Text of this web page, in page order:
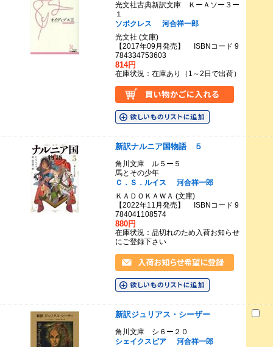
光文社古典新訳文庫 ＫーＡソー３ー
１
ソポクレス
河合祥一郎
光文社 (文庫)
【2017年09月発売】 ISBNコード 9
784334753603
814円
在庫状況：在庫あり（1～2日で出荷）
新訳ナルニア国物語 ５
角川文庫 ル５ー５
馬とその少年
Ｃ．Ｓ．ルイス
河合祥一郎
ＫＡＤＯＫＡＷＡ (文庫)
【2022年11月発売】 ISBNコード 9
784041108574
880円
在庫状況：品切れのため入荷お知らせ
にご登録下さい
新訳ジュリアス・シーザー
角川文庫 シ６ー２０
シェイクスピア
河合祥一郎